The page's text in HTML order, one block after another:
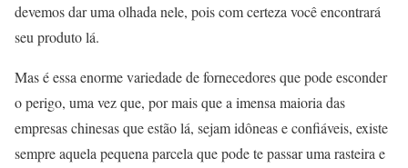
devemos dar uma olhada nele, pois com certeza você encontrará
seu produto lá.
Mas é essa enorme variedade de fornecedores que pode esconder
o perigo, uma vez que, por mais que a imensa maioria das
empresas chinesas que estão lá, sejam idôneas e confiáveis, existe
sempre aquela pequena parcela que pode te passar uma rasteira e